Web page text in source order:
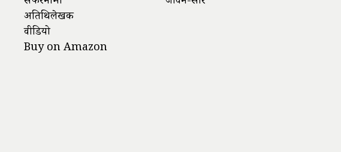
अतिथिलेखक
वीडियो
Buy on Amazon